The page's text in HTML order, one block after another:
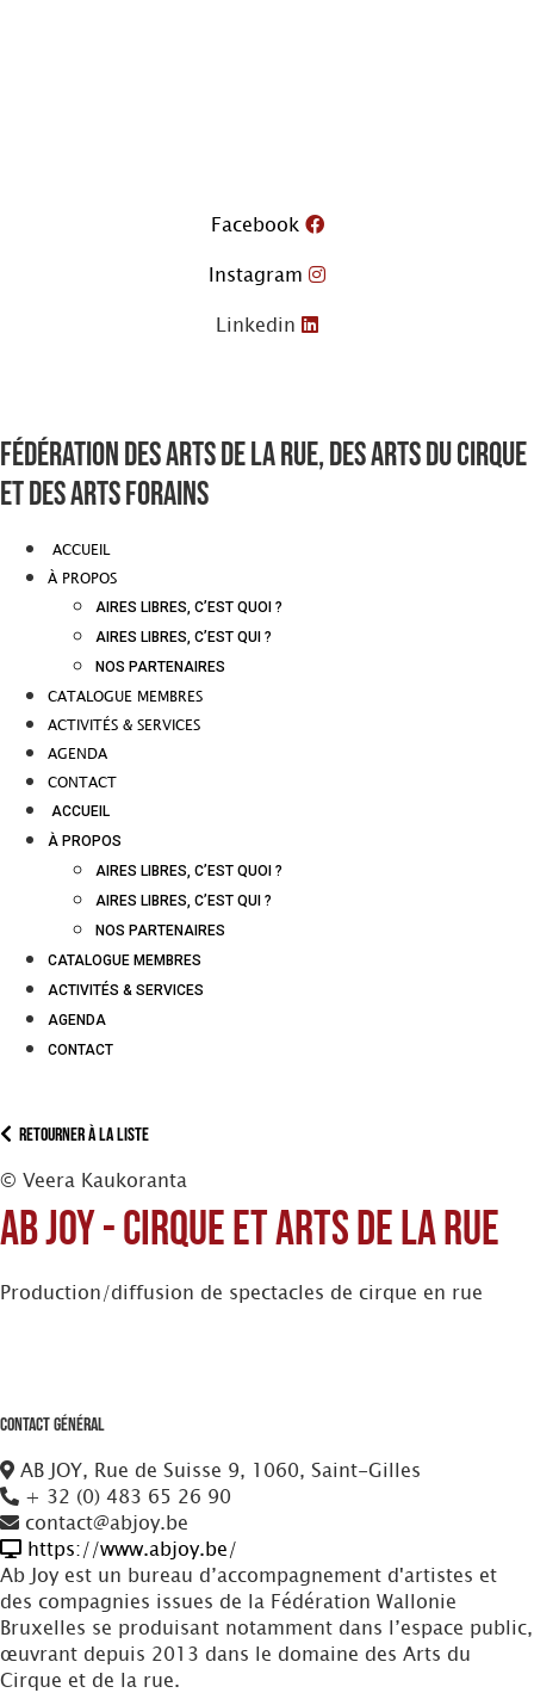
Facebook
Instagram
Linkedin
Fédération des arts de la rue, des arts du cirque
et des arts forains
ACCUEIL
À PROPOS
AIRES LIBRES, C’EST QUOI ?
AIRES LIBRES, C’EST QUI ?
NOS PARTENAIRES
CATALOGUE MEMBRES
ACTIVITÉS & SERVICES
AGENDA
CONTACT
ACCUEIL
À PROPOS
AIRES LIBRES, C’EST QUOI ?
AIRES LIBRES, C’EST QUI ?
NOS PARTENAIRES
CATALOGUE MEMBRES
ACTIVITÉS & SERVICES
AGENDA
CONTACT
Retourner à la liste
© Veera Kaukoranta
Ab Joy - Cirque et Arts de la rue
Production/diffusion de spectacles de cirque en rue
Contact Général
AB JOY, Rue de Suisse 9, 1060, Saint-Gilles
+ 32 (0) 483 65 26 90
contact@abjoy.be
https://www.abjoy.be/
Ab Joy est un bureau d’accompagnement d'artistes et
des compagnies issues de la Fédération Wallonie
Bruxelles se produisant notamment dans l’espace public,
œuvrant depuis 2013 dans le domaine des Arts du
Cirque et de la rue.